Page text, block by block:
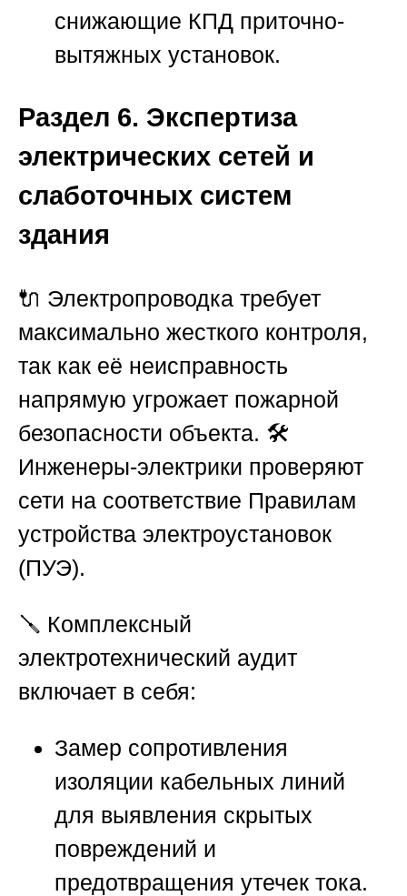
снижающие КПД приточно-
вытяжных установок.
Раздел 6. Экспертиза
электрических сетей и
слаботочных систем
здания
🔌 Электропроводка требует
максимально жесткого контроля,
так как её неисправность
напрямую угрожает пожарной
безопасности объекта. 🛠️
Инженеры-электрики проверяют
сети на соответствие Правилам
устройства электроустановок
(ПУЭ).
🪛 Комплексный
электротехнический аудит
включает в себя:
Замер сопротивления
изоляции кабельных линий
для выявления скрытых
повреждений и
предотвращения утечек тока.